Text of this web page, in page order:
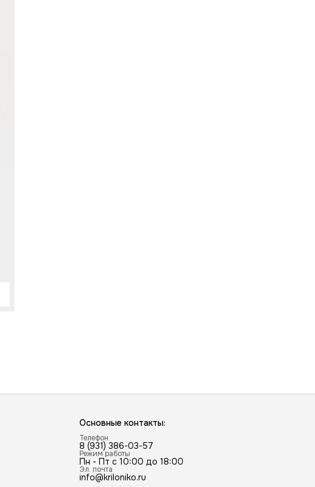
Основные контакты:
Телефон
8 (931) 386-03-57
Режим работы
Пн - Пт с 10:00 до 18:00
Эл. почта
info@kriloniko.ru